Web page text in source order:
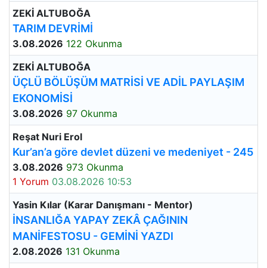
ZEKİ ALTUBOĞA
TARIM DEVRİMİ
3.08.2026 122 Okunma
ZEKİ ALTUBOĞA
ÜÇLÜ BÖLÜŞÜM MATRİSİ VE ADİL PAYLAŞIM
EKONOMİSİ
3.08.2026 97 Okunma
Reşat Nuri Erol
Kur’an’a göre devlet düzeni ve medeniyet - 245
3.08.2026 973 Okunma
1 Yorum 03.08.2026 10:53
Yasin Kılar (Karar Danışmanı - Mentor)
İNSANLIĞA YAPAY ZEKÂ ÇAĞININ
MANİFESTOSU - GEMİNİ YAZDI
2.08.2026 131 Okunma